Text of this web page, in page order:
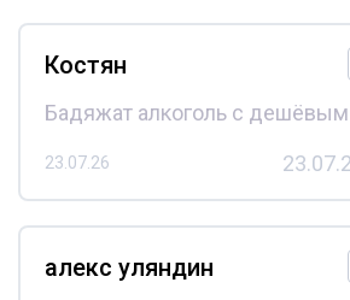
Костян
Бадяжат алкоголь с
23.07.26
алекс уляндин